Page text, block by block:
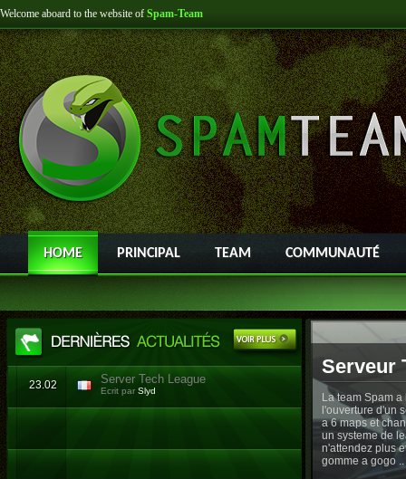
Welcome aboard to the website of Spam-Team
HOME PRINCIPAL TEAM COMMUNAUTÉ
23.02 Server Tech League
Ecrit par Slyd
Serveur
La team Spam
l'ouverture d'un
a 6 maps et
un systeme de
n'attendez plus
gomme a gogo ..